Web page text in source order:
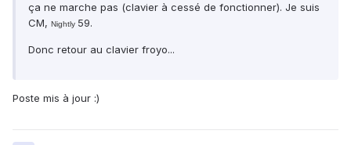
ça ne marche pas (clavier à cessé de fonctionner). Je suis
CM, Nightly 59.
Donc retour au clavier froyo...
Poste mis à jour :)